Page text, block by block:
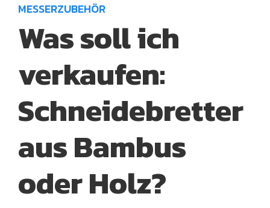
MESSERZUBEHÖR
Was soll ich
verkaufen:
Schneidebretter
aus Bambus
oder Holz?